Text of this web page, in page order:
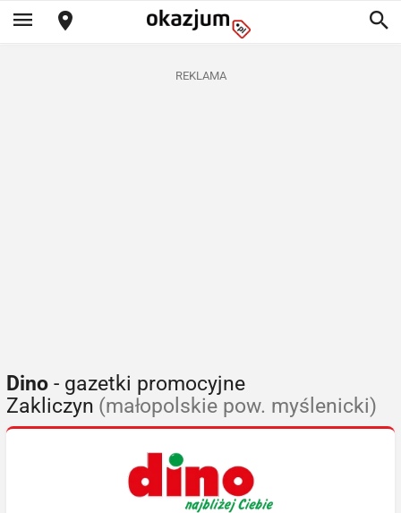
REKLAMA
Dino - gazetki promocyjne
Zakliczyn (małopolskie pow. myślenicki)